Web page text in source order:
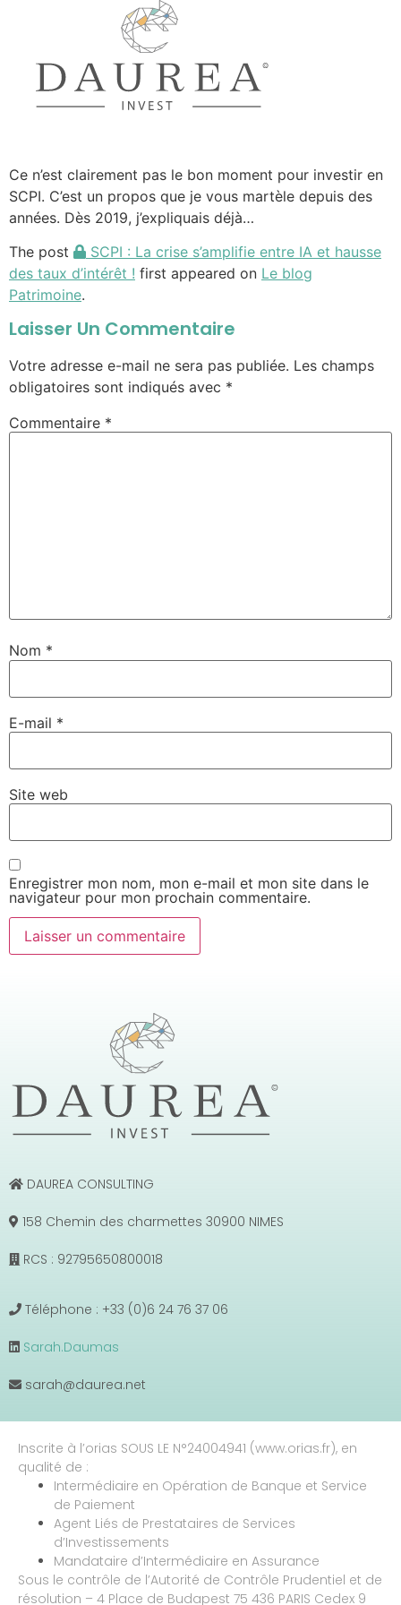
Ce n’est clairement pas le bon moment pour investir en
SCPI. C’est un propos que je vous martèle depuis des
années. Dès 2019, j’expliquais déjà…
The post
SCPI : La crise s’amplifie entre IA et hausse
des taux d’intérêt ! first appeared on Le blog
Patrimoine.
Laisser Un Commentaire
Votre adresse e-mail ne sera pas publiée. Les champs
obligatoires sont indiqués avec *
Commentaire *
Nom *
E-mail *
Site web
Enregistrer mon nom, mon e-mail et mon site dans le
navigateur pour mon prochain commentaire.
DAUREA CONSULTING
158 Chemin des charmettes 30900 NIMES
RCS : 92795650800018
Téléphone : +33 (0)6 24 76 37 06
Sarah.Daumas
sarah@daurea.net
Inscrite à l’orias SOUS LE N°24004941 (www.orias.fr), en
qualité de :
Intermédiaire en Opération de Banque et Service
de Paiement
Agent Liés de Prestataires de Services
d’Investissements
Mandataire d’Intermédiaire en Assurance
Sous le contrôle de l’Autorité de Contrôle Prudentiel et de
résolution – 4 Place de Budapest 75 436 PARIS Cedex 9